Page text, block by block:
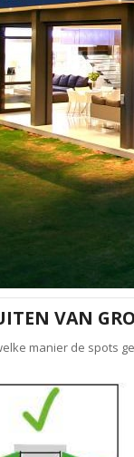
VAN
manier de spots